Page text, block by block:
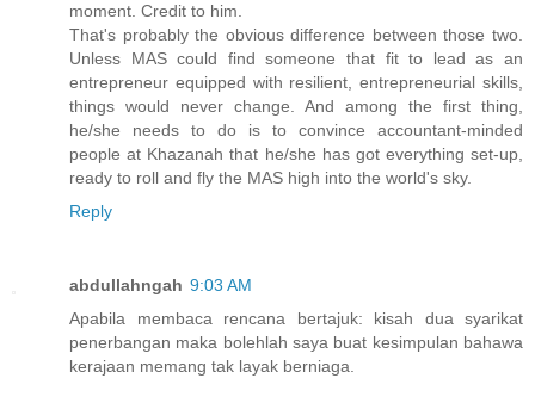
moment. Credit to him.
That's probably the obvious difference between those two.
Unless MAS could find someone that fit to lead as an
entrepreneur equipped with resilient, entrepreneurial skills,
things would never change. And among the first thing,
he/she needs to do is to convince accountant-minded
people at Khazanah that he/she has got everything set-up,
ready to roll and fly the MAS high into the world's sky.
Reply
abdullahngah 9:03 AM
Apabila membaca rencana bertajuk: kisah dua syarikat
penerbangan maka bolehlah saya buat kesimpulan bahawa
kerajaan memang tak layak berniaga.